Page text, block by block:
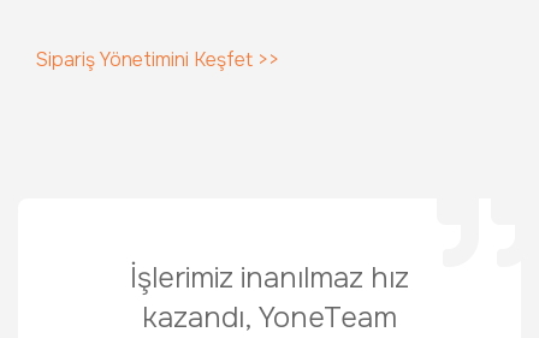
Sipariş Yönetimini Keşfet >>
İşlerimiz inanılmaz hız
kazandı, YoneTeam